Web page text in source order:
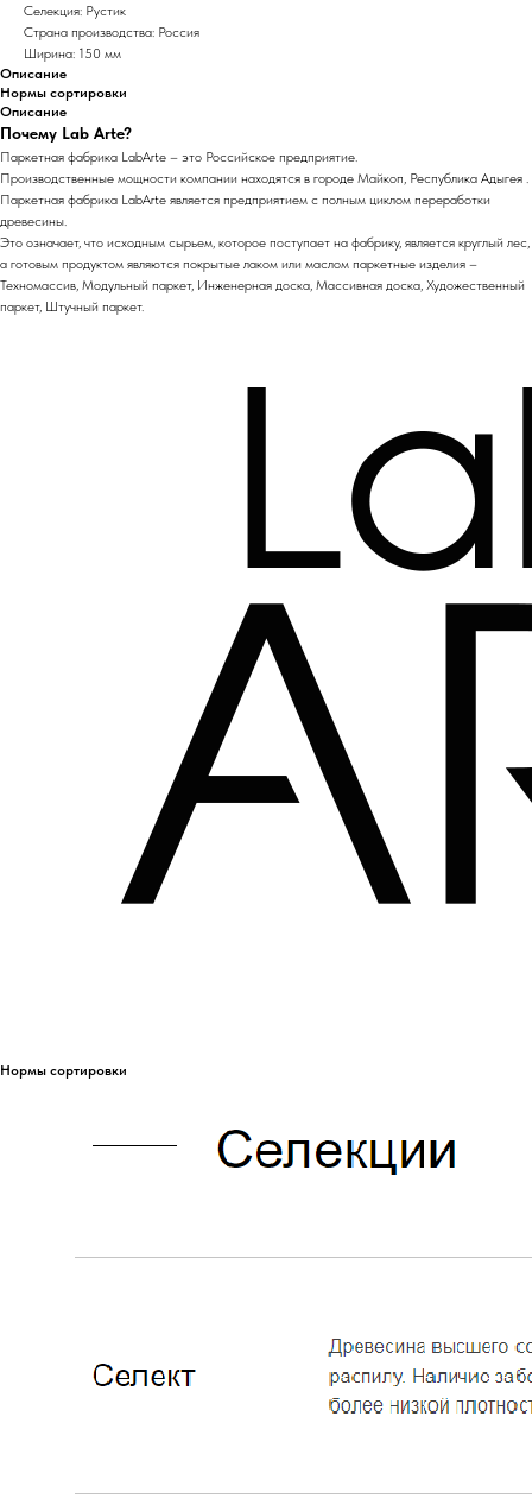
Селекция: Рустик
Страна производства: Россия
Ширина: 150 мм
Описание
Нормы сортировки
Описание
Почему Lab Arte?
Паркетная фабрика LabArte – это Российское предприятие.
Производственные мощности компании находятся в городе Майкоп, Республика Адыгея .
Паркетная фабрика LabArte является предприятием с полным циклом переработки
древесины.
Это означает, что исходным сырьем, которое поступает на фабрику, является круглый лес,
а готовым продуктом являются покрытые лаком или маслом паркетные изделия –
Техномассив, Модульный паркет, Инженерная доска, Массивная доска, Художественный
паркет, Штучный паркет.
Нормы сортировки